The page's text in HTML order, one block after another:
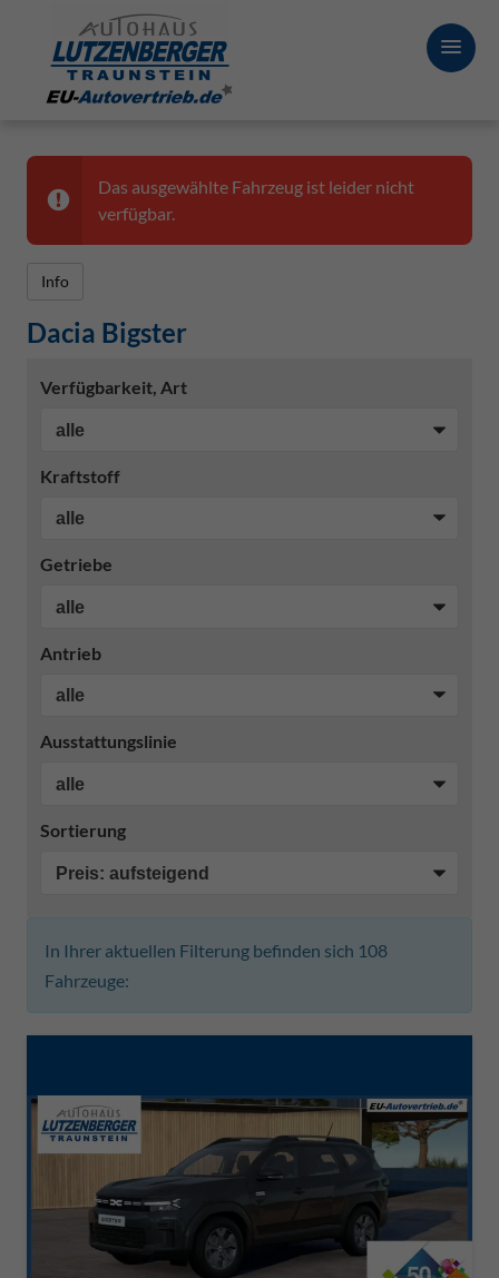
Das ausgewählte Fahrzeug ist leider nicht
verfügbar.
Info
Dacia Bigster
Verfügbarkeit, Art
Kraftstoff
Getriebe
Antrieb
Ausstattungslinie
Sortierung
In Ihrer aktuellen Filterung befinden sich 108
Fahrzeuge: